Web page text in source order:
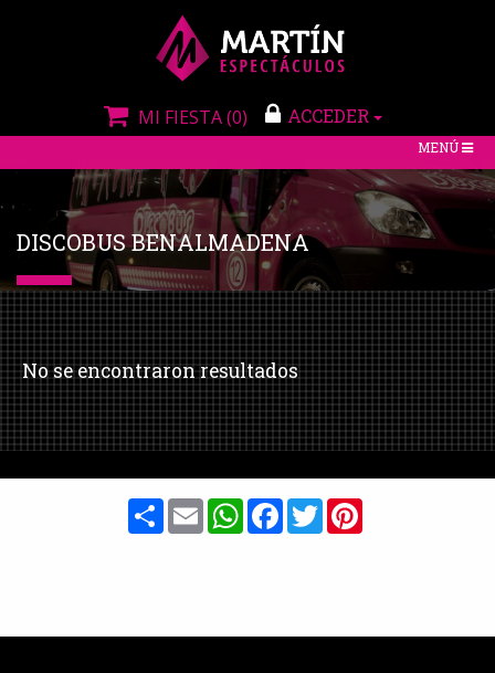
MI FIESTA(0) ACCEDER
TOGGLE
MENÚ
DISCOBUS BENALMADENA
No se encontraron resultados
ShareEmailWhatsAppFacebook
Twitter